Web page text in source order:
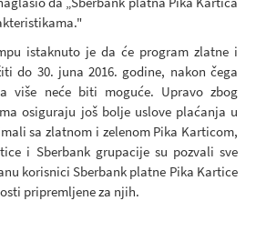
istaknuto je da će program zlatne i
do 30. juna 2016. godine, nakon čega
više neće biti moguće. Upravo zbog
osiguraju još bolje uslove plaćanja u
sa zlatnom i zelenom Pika Karticom,
i Sberbank grupacije su pozvali sve
korisnici Sberbank platne Pika Kartice
pripremljene za njih.